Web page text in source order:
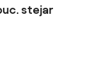
stejar